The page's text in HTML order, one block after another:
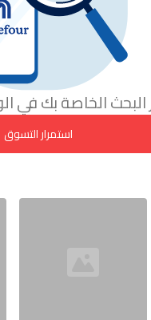
الخاصة بك في
استمرار التسوق